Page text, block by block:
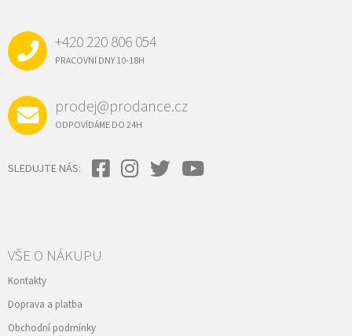
+420 220 806 054
PRACOVNÍ DNY 10-18H
prodej@prodance.cz
ODPOVÍDÁME DO 24H
SLEDUJTE NÁS:
VŠE O NÁKUPU
Kontakty
Doprava a platba
Obchodní podmínky